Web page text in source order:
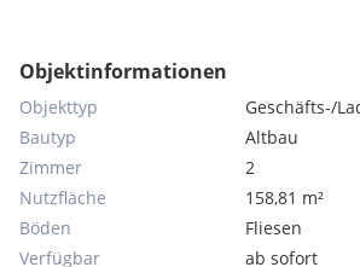
Objektinformationen
Objekttyp
Geschäfts-/
Bautyp
Altbau
Zimmer
2
Nutzfläche
158,81 m²
Böden
Fliesen
Verfügbar
ab sofort